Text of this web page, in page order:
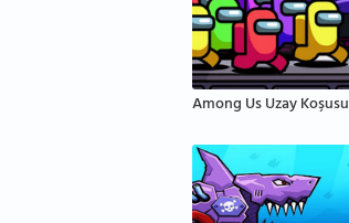
Among Us Uzay Koşusu